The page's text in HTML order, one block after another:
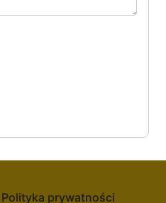
Polityka prywatności